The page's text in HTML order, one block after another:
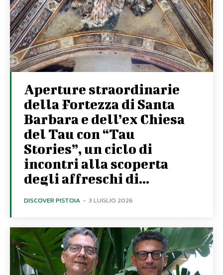
Aperture straordinarie
della Fortezza di Santa
Barbara e dell’ex Chiesa
del Tau con “Tau
Stories”, un ciclo di
incontri alla scoperta
degli affreschi di...
DISCOVER PISTOIA - 3 LUGLIO 2026